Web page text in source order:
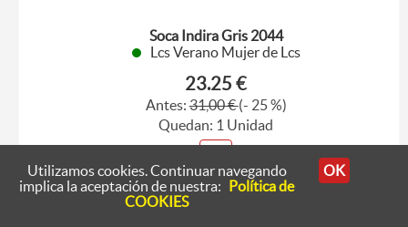
Soca Indira Gris 2044
Lcs Verano Mujer de Lcs
23.25 €
Antes:31,00 €(- 25 %)
Quedan: 1 Unidad
Utilizamos cookies. Continuar navegando
implica la aceptación de nuestra: Política de
COOKIES
OK